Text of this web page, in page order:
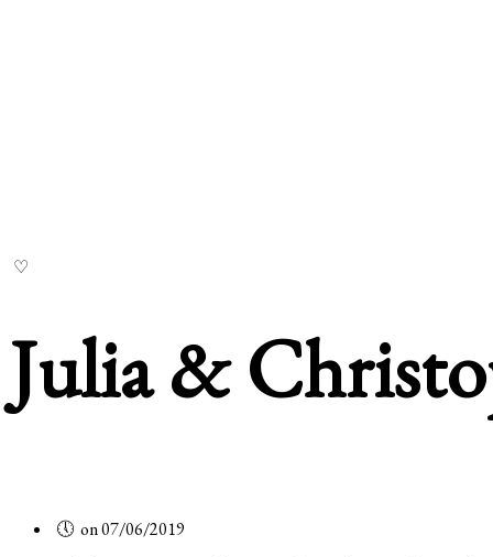
Julia &
on 07/06/2019